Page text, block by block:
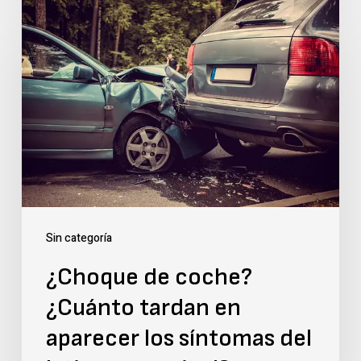
Sin categoría
¿Choque
de
coche?
¿Cuánto
tardan
en
aparecer
los
latigazo
cervical?
¿Choque de coche?
¿Cuánto tardan en
aparecer los síntomas del